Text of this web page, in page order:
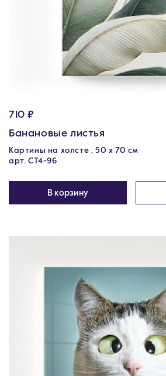
710 ₽
Банановые листья
Картины на холсте , 50 х 70 см
арт. CT4-96
В корзину